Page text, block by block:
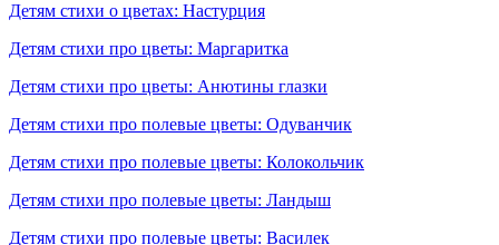
Детям стихи о цветах: Настурция
Детям стихи про цветы: Маргаритка
Детям стихи про цветы: Анютины глазки
Детям стихи про полевые цветы: Одуванчик
Детям стихи про полевые цветы: Колокольчик
Детям стихи про полевые цветы: Ландыш
Детям стихи про полевые цветы: Василек